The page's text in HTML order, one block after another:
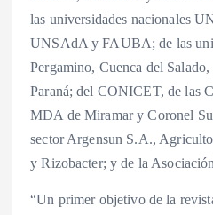
las universidades nacionales
UNSAdA y FAUBA; de las
Pergamino, Cuenca del
Paraná; del CONICET, de las
MDA de Miramar y Coronel
sector Argensun S.A.,
y Rizobacter; y de la
“Un primer objetivo de la